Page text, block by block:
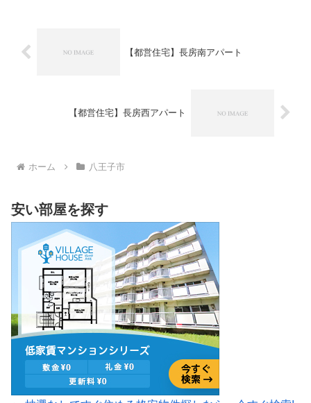
【都営住宅】長房南アパート
【都営住宅】長房西アパート
ホーム 八王子市
安い部屋を探す